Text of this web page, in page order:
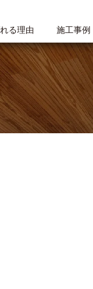
る理由 施工事例